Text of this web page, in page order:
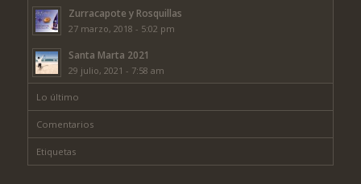
Zurracapote y Rosquillas
27 marzo, 2018 - 5:02 pm
Santa Marta 2021
29 julio, 2021 - 7:58 am
Lo último
Comentarios
Etiquetas